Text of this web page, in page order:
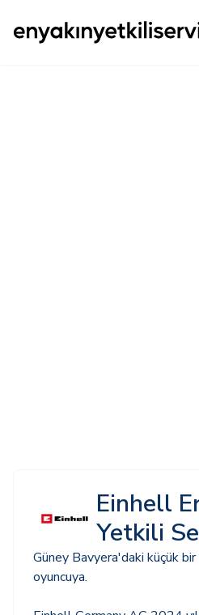
Einhell
Yetkili
Güney Bavyera'daki küçük
oyuncuya.